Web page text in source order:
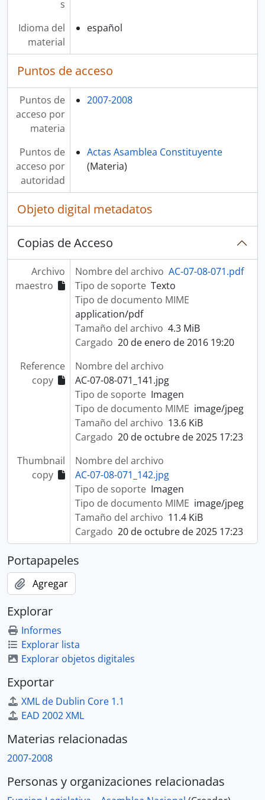
s
Idioma del
material
español
Puntos de acceso
Puntos de
acceso por
materia
2007-2008
Puntos de
acceso por
autoridad
Actas Asamblea Constituyente
(Materia)
Objeto digital metadatos
Copias de Acceso
Archivo
maestro
Nombre del archivo AC-07-08-071.pdf
Tipo de soporte Texto
Tipo de documento MIME
application/pdf
Tamaño del archivo 4.3 MiB
Cargado 20 de enero de 2016 19:20
Reference
copy
Nombre del archivo
AC-07-08-071_141.jpg
Tipo de soporte Imagen
Tipo de documento MIME image/jpeg
Tamaño del archivo 13.6 KiB
Cargado 20 de octubre de 2025 17:23
Thumbnail
copy
Nombre del archivo
AC-07-08-071_142.jpg
Tipo de soporte Imagen
Tipo de documento MIME image/jpeg
Tamaño del archivo 11.4 KiB
Cargado 20 de octubre de 2025 17:23
Portapapeles
Agregar
Explorar
Informes
Explorar lista
Explorar objetos digitales
Exportar
XML de Dublin Core 1.1
EAD 2002 XML
Materias relacionadas
2007-2008
Personas y organizaciones relacionadas